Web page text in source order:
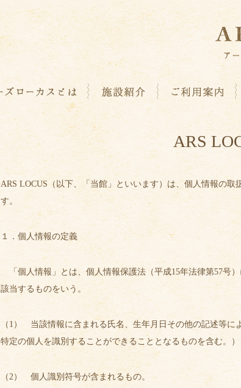
ARS
ARS LOCUS（以下、「当館」といいます）は、個人情報の
す。
１．個人情報の定義
「個人情報」とは、個人情報保護法（平成15年法律第57号
該当するものをいう。
（1） 当該情報に含まれる氏名、生年月日その他の記述等に
特定の個人を識別することができることとなるものを含む。）
（2） 個人識別符号が含まれるもの。